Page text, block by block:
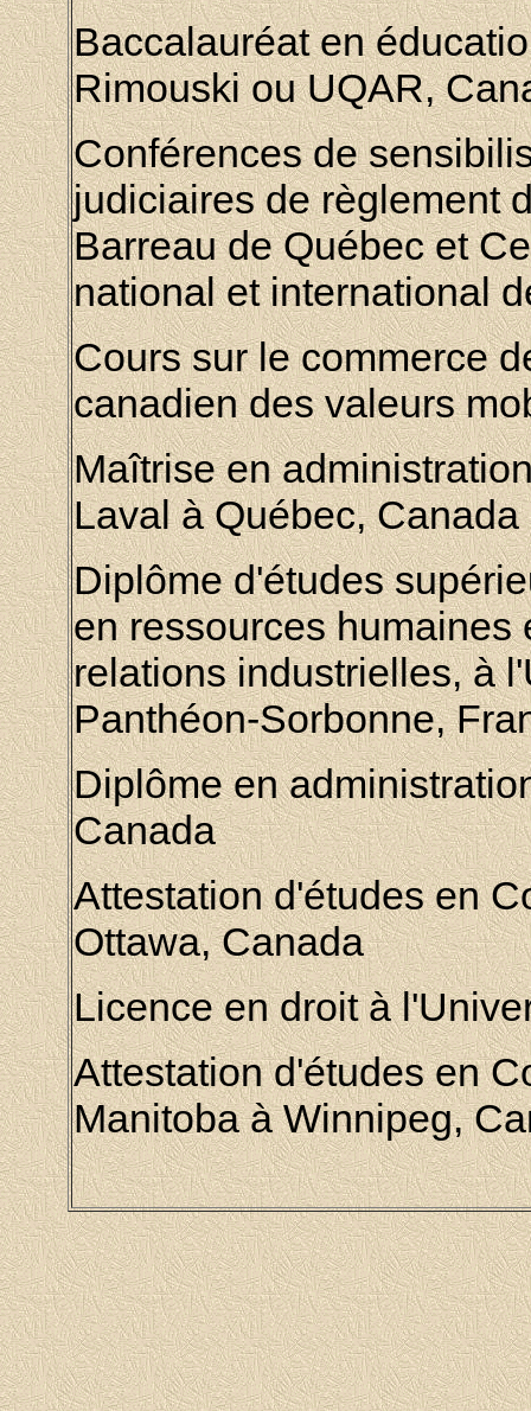
Baccalauréat en
Rimouski ou UQAR,
Conférences de
judiciaires de règlement
Barreau de Québec et
national et international
Cours sur le commerce
canadien des valeurs
Maîtrise en
Laval à Québec, Canada
Diplôme d'études
en ressources humaines
relations industrielles, à
Panthéon-Sorbonne,
Diplôme en
Canada
Attestation d'études en
Ottawa, Canada
Licence en droit à
Attestation d'études en
Manitoba à Winnipeg,